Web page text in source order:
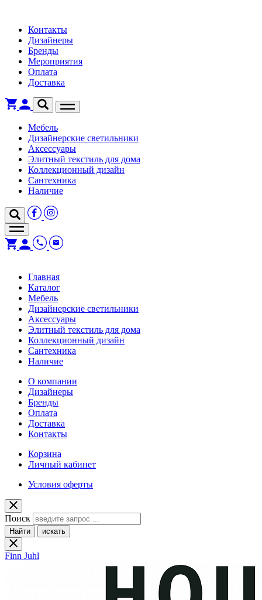
Контакты
Дизайнеры
Бренды
Мероприятия
Оплата
Доставка
Мебель
Дизайнерские светильники
Аксессуары
Элитный текстиль для дома
Коллекционный дизайн
Сантехника
Наличие
Главная
Каталог
Мебель
Дизайнерские светильники
Аксессуары
Элитный текстиль для дома
Коллекционный дизайн
Сантехника
Наличие
О компании
Дизайнеры
Бренды
Оплата
Доставка
Контакты
Корзина
Личный кабинет
Условия оферты
Поиск
Найти искать
Finn Juhl